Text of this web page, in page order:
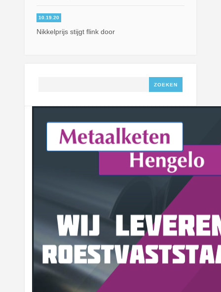
10.19.20
Nikkelprijs stijgt flink door